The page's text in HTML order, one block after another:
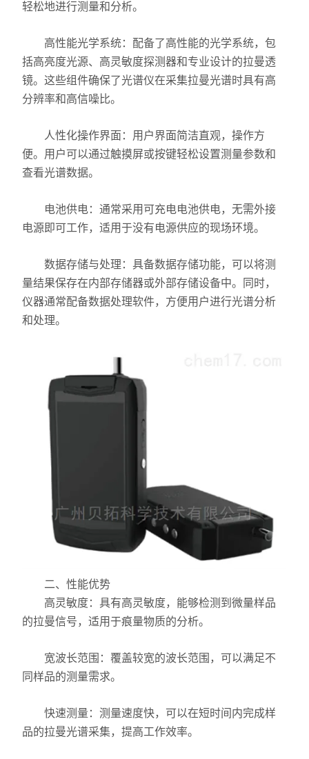
激光粒度仪、纳米粒度仪
低温恒温器
X射线衍射仪（XRD）
激光光散射仪
扫描电镜（SEM）
X荧光光谱XRF能量色散型
等离子清洗机
代理产品
光学显微镜
表面/界面性能测定仪
轻松地进行测量和分析。
高性能光学系统：配备了高性能的光学系统，包
括高亮度光源、高灵敏度探测器和专业设计的拉曼透
镜。这些组件确保了光谱仪在采集拉曼光谱时具有高
分辨率和高信噪比。
人性化操作界面：用户界面简洁直观，操作方
便。用户可以通过触摸屏或按键轻松设置测量参数和
查看光谱数据。
电池供电：通常采用可充电电池供电，无需外接
电源即可工作，适用于没有电源供应的现场环境。
数据存储与处理：具备数据存储功能，可以将测
量结果保存在内部存储器或外部存储设备中。同时，
仪器通常配备数据处理软件，方便用户进行光谱分析
和处理。
二、性能优势
高灵敏度：具有高灵敏度，能够检测到微量样品
的拉曼信号，适用于痕量物质的分析。
宽波长范围：覆盖较宽的波长范围，可以满足不
同样品的测量需求。
快速测量：测量速度快，可以在短时间内完成样
品的拉曼光谱采集，提高工作效率。